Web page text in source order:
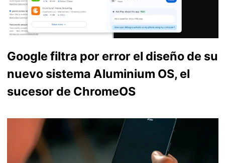
Google filtra por error el diseño de su
nuevo sistema Aluminium OS, el
sucesor de ChromeOS